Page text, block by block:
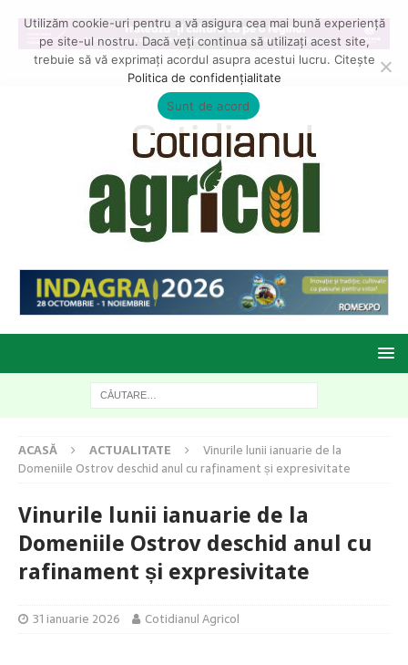
ACASĂ ACTUALITATE
Vinurile lunii ianuarie de la
Domeniile Ostrov deschid anul cu rafinament și expresivitate
Vinurile lunii ianuarie de la
Domeniile Ostrov deschid anul cu
rafinament și expresivitate
31 ianuarie 2026 Cotidianul Agricol
Utilizăm cookie-uri pentru a vă asigura cea mai bună experiență
pe site-ul nostru. Dacă veți continua să utilizați acest site,
trebuie să vă exprimați acordul asupra acestui lucru. Citește
Politica de confidențialitate
Sunt de acord